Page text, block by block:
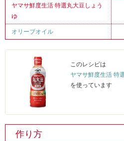
ヤマサ鮮度生活 特選丸大豆しょう
ゆ
オリーブオイル
このレシピは
ヤマサ鮮度生活 特
を使っています
作り方